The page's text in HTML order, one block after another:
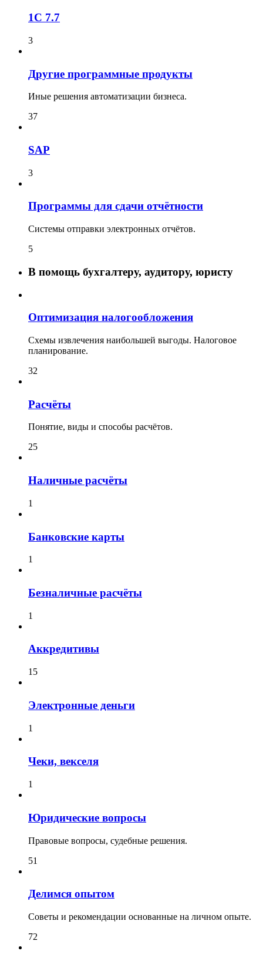
1C 7.7
3
Другие программные продукты
Иные решения автоматизации бизнеса.
37
SAP
3
Программы для сдачи отчётности
Системы отправки электронных отчётов.
5
В помощь бухгалтеру, аудитору, юристу
Оптимизация налогообложения
Схемы извлечения наибольшей выгоды. Налоговое
планирование.
32
Расчёты
Понятие, виды и способы расчётов.
25
Наличные расчёты
1
Банковские карты
1
Безналичные расчёты
1
Аккредитивы
15
Электронные деньги
1
Чеки, векселя
1
Юридические вопросы
Правовые вопросы, судебные решения.
51
Делимся опытом
Советы и рекомендации основанные на личном опыте.
72